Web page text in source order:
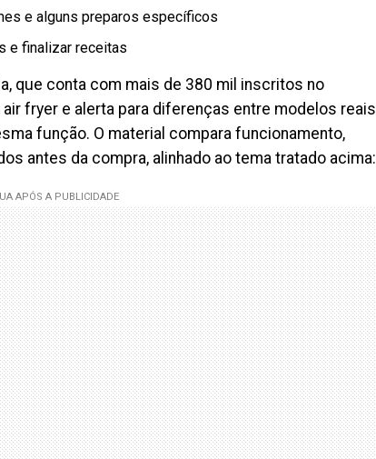
e alguns preparos específicos
e finalizar receitas
que conta com mais de 380 mil inscritos no
fryer e alerta para diferenças entre modelos reais
função. O material compara funcionamento,
antes da compra, alinhado ao tema tratado acima: